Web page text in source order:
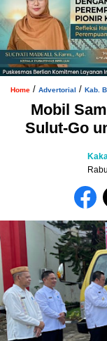
Home / Advertorial / Kab.
Mobil
Sulut-Go